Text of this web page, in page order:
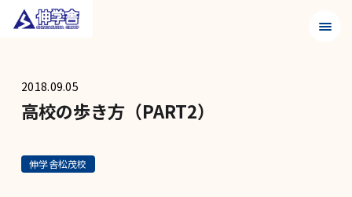
メニ
2018.09.05
高校の歩き方（PART2）
伸学舎松茂校